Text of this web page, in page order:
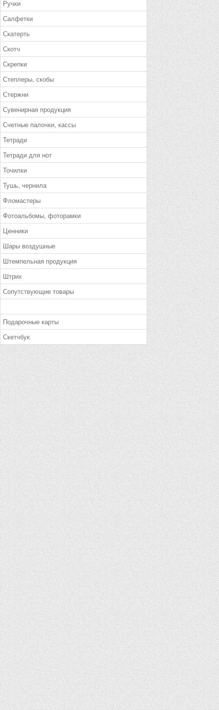
Ручки
Салфетки
Скатерть
Скотч
Скрепки
Степлеры, скобы
Стержни
Сувенирная продукция
Счетные палочки, кассы
Тетради
Тетради для нот
Точилки
Тушь, чернила
Фломастеры
Фотоальбомы, фоторамки
Ценники
Шары воздушные
Штемпельная продукция
Штрих
Сопутствующие товары
Подарочные карты
Скетчбук